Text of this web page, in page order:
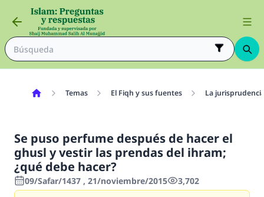
Temas El Fiqh y sus fuentes La
Se puso perfume después de hacer el
ghusl y vestir las prendas del ihram;
¿qué debe hacer?
09/Safar/1437 , 21/noviembre/2015 3,702